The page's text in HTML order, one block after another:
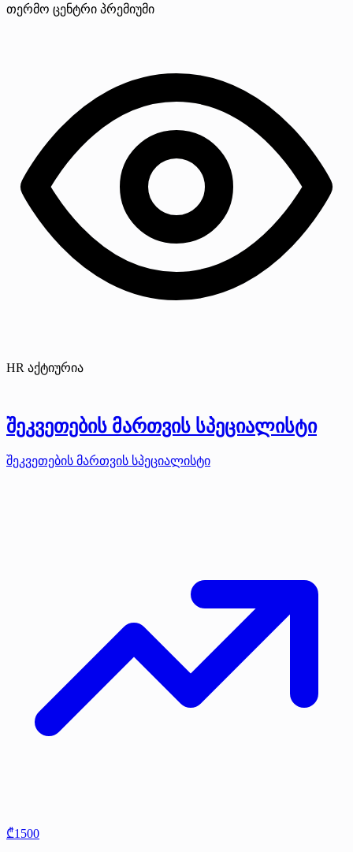
თერმო ცენტრი პრემიუმი
HR აქტიურია
შეკვეთების მართვის სპეციალისტი
შეკვეთების მართვის სპეციალისტი
₾1500